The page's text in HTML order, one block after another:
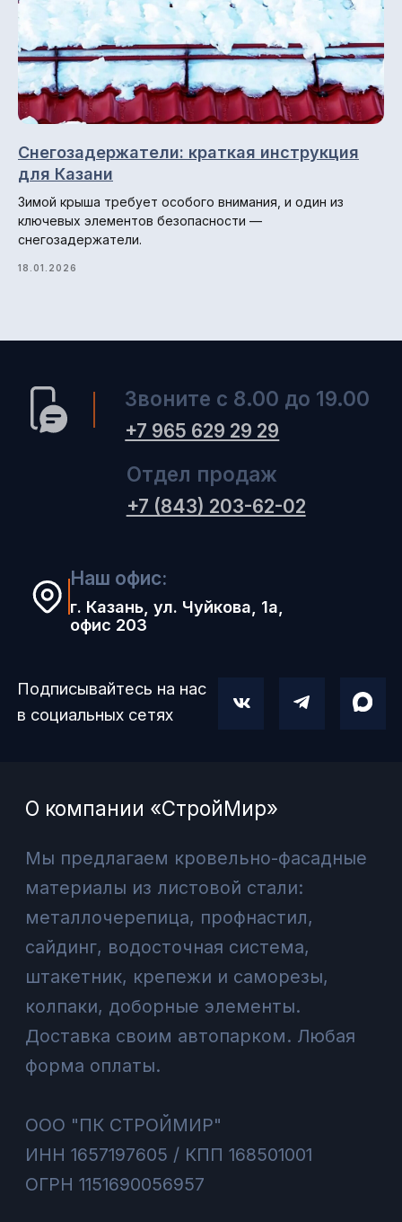
Снегозадержатели: краткая инструкция
для Казани
Зимой крыша требует особого внимания, и один из
ключевых элементов безопасности —
снегозадержатели.
18.01.2026